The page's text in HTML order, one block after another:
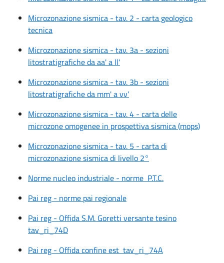
Microzonazione sismica - tav. 2 - carta geologico
tecnica
Microzonazione sismica - tav. 3a - sezioni
litostratigrafiche da aa' a ll'
Microzonazione sismica - tav. 3b - sezioni
litostratigrafiche da mm' a vv'
Microzonazione sismica - tav. 4 - carta delle
microzone omogenee in prospettiva sismica (mops)
Microzonazione sismica - tav. 5 - carta di
microzonazione sismica di livello 2°
Norme nucleo industriale - norme P.T.C.
Pai reg - norme pai regionale
Pai reg - Offida S.M. Goretti versante tesino
tav_ri_74D
Pai reg - Offida confine est tav_ri_74A